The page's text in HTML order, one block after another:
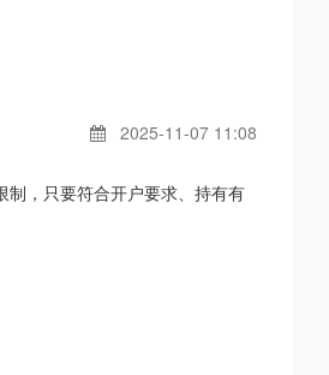
2025-11-07 11:08
，只要符合开户要求、持有有